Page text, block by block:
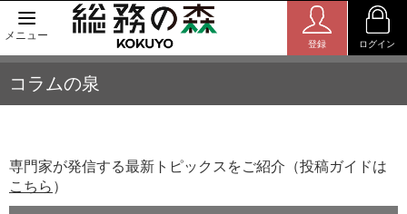
メニュー
登録 ログイン
コラムの泉
専門家が発信する最新トピックスをご紹介（投稿ガイドは
こちら ）